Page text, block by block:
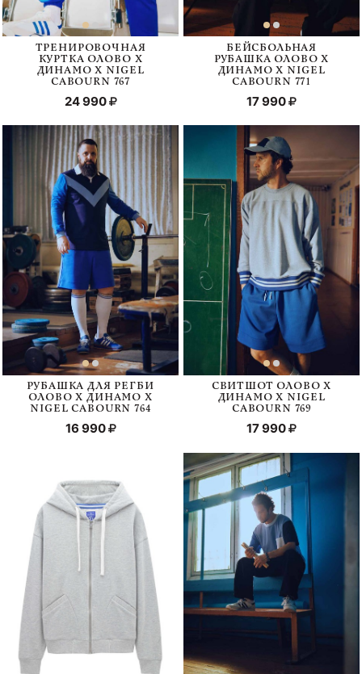
ТРЕНИРОВОЧНАЯ
КУРТКА ОЛОВО Х
ДИНАМО Х NIGEL
CABOURN 767
24 990
БЕЙСБОЛЬНАЯ
РУБАШКА ОЛОВО Х
ДИНАМО Х NIGEL
CABOURN 771
17 990
РУБАШКА ДЛЯ РЕГБИ
ОЛОВО Х ДИНАМО Х
NIGEL CABOURN 764
16 990
СВИТШОТ ОЛОВО Х
ДИНАМО Х NIGEL
CABOURN 769
17 990